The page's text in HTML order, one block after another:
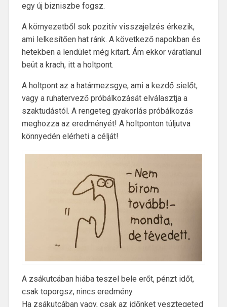
egy új bizniszbe fogsz.
A környezetből sok pozitív visszajelzés érkezik,
ami lelkesítően hat ránk. A következő napokban és
hetekben a lendület még kitart. Ám ekkor váratlanul
beüt a krach, itt a holtpont.
A holtpont az a határmezsgye, ami a kezdő sielőt,
vagy a ruhatervező próbálkozását elválasztja a
szaktudástól. A rengeteg gyakorlás próbálkozás
meghozza az eredményét! A holtponton túljutva
könnyedén elérheti a célját!
A zsákutcában hiába teszel bele erőt, pénzt időt,
csak toporgsz, nincs eredmény.
Ha zsákutcában vagy, csak az időnket vesztegeted